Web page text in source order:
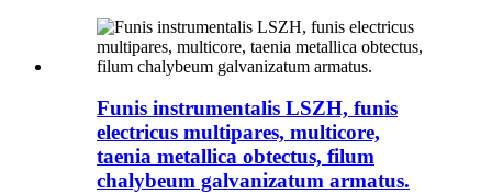
Funis instrumentalis LSZH, funis
electricus multipares, multicore,
taenia metallica obtectus, filum
chalybeum galvanizatum armatus.